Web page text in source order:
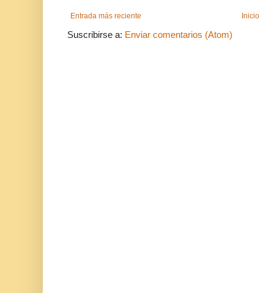
Entrada más reciente Inicio
Suscribirse a: Enviar comentarios (Atom)